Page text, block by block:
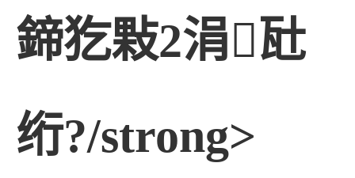
鍗犵敤2涓瓧
绗?/strong>